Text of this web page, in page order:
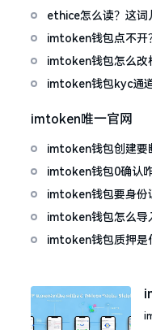
ethice怎么读？这词
imtoken钱包点不开
imtoken钱包怎么改
人
imtoken钱包kyc通
imtoken唯一官网
imtoken钱包创建要
imtoken钱包0确认
imtoken钱包要身份
imtoken钱包怎么导
产
imtoken钱包质押是